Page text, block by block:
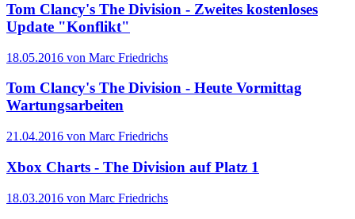
Tom Clancy's The Division - Zweites kostenloses
Update "Konflikt"
18.05.2016 von Marc Friedrichs
Tom Clancy's The Division - Heute Vormittag
Wartungsarbeiten
21.04.2016 von Marc Friedrichs
Xbox Charts - The Division auf Platz 1
18.03.2016 von Marc Friedrichs